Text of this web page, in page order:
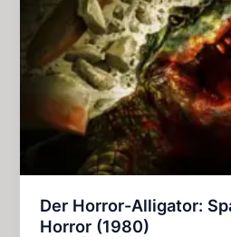
Grandioses
Gruselkabinett
127
Der Horror-Alligator:
Horror (1980)